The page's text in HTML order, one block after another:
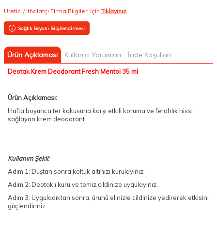
Üretici / İthalatçı Firma Bilgileri İçin Tıklayınız
Sağlık Beyanı Bilgilendirmesi
Ürün Açıklaması Kullanıcı Yorumları İade Koşulları
Deotak Krem Deodorant Fresh Mentol 35 ml
Ürün Açıklaması:
Hafta boyunca ter kokusuna karşı etkili koruma ve ferahlık hissi
sağlayan krem deodorant
Kullanım Şekli:
Adım 1: Duştan sonra koltuk altınızı kurulayınız.
Adım 2: Deotak'ı kuru ve temiz cildinize uygulayınız.
Adım 3: Uyguladıktan sonra, ürünü elinizle cildinize yedirerek etkisini
güçlendiriniz.